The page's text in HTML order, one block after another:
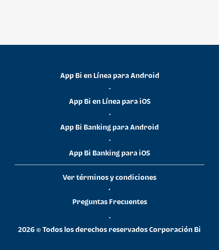
App Bi en Línea para Android
•
App Bi en Línea para iOS
•
App Bi Banking para Android
•
App Bi Banking para iOS
Ver términos y condiciones
•
Preguntas Frecuentes
•
2026 © Todos los derechos reservados Corporación Bi